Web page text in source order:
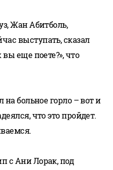
Жан Абитболь,
выступать, сказал
вы еще поете?», что
на больное горло – вот и
что это пройдет.
с Ани Лорак, под